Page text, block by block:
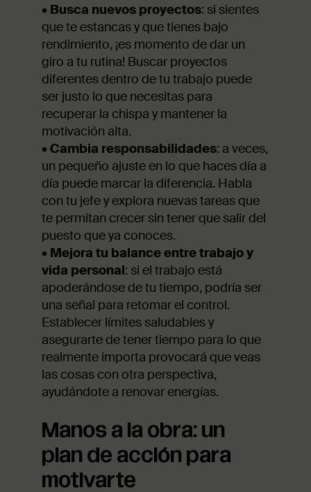
• Busca nuevos proyectos: si sientes
que te estancas y que tienes bajo
rendimiento, ¡es momento de dar un
giro a tu rutina! Buscar proyectos
diferentes dentro de tu trabajo puede
ser justo lo que necesitas para
recuperar la chispa y mantener la
motivación alta.
• Cambia responsabilidades: a veces,
un pequeño ajuste en lo que haces día a
día puede marcar la diferencia. Habla
con tu jefe y explora nuevas tareas que
te permitan crecer sin tener que salir del
puesto que ya conoces.
• Mejora tu balance entre trabajo y
vida personal: si el trabajo está
apoderándose de tu tiempo, podría ser
una señal para retomar el control.
Establecer límites saludables y
asegurarte de tener tiempo para lo que
realmente importa provocará que veas
las cosas con otra perspectiva,
ayudándote a renovar energías.
Manos a la obra: un
plan de acción para
motivarte